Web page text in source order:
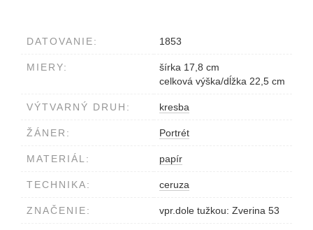
DATOVANIE: 1853
MIERY:
šírka 17,8 cm
celková výška/dĺžka 22,5 cm
VÝTVARNÝ DRUH: kresba
ŽÁNER: Portrét
MATERIÁL: papír
TECHNIKA: ceruza
ZNAČENIE: vpr.dole tužkou: Zverina 53